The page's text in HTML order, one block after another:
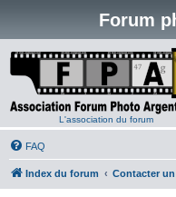
Forum
L'association du forum
FAQ
Index du forum Contacter